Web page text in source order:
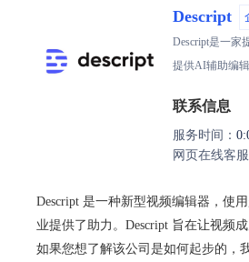
Descript
Descript是一家
提供AI辅助编
联系信息
服务时间：
网页在线客服
Descript 是一种新型视频编辑器，使
业提供了助力。Descript 旨在让视频
如果您想了解该公司是如何起步的，